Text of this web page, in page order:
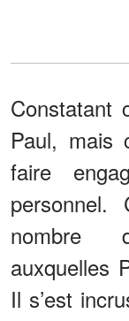
Constatant
Paul, mais
faire
nombre
auxquelles
Il s’est